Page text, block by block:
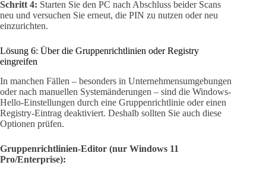
Schritt 4: Starten Sie den PC nach Abschluss beider Scans
neu und versuchen Sie erneut, die PIN zu nutzen oder neu
einzurichten.
Lösung 6: Über die Gruppenrichtlinien oder Registry
eingreifen
In manchen Fällen – besonders in Unternehmensumgebungen
oder nach manuellen Systemänderungen – sind die Windows-
Hello-Einstellungen durch eine Gruppenrichtlinie oder einen
Registry-Eintrag deaktiviert. Deshalb sollten Sie auch diese
Optionen prüfen.
Gruppenrichtlinien-Editor (nur Windows 11
Pro/Enterprise):